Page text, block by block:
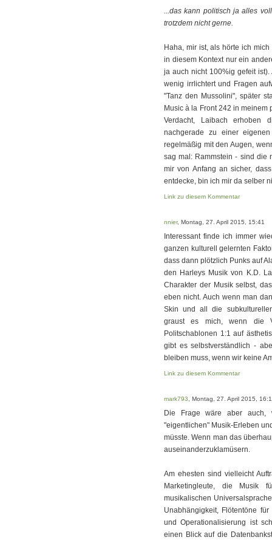
...das kann politisch ja alles
trotzdem nicht gerne.
Haha, mir ist, als hörte ich
in diesem Kontext nur ein
ja auch nicht 100%ig gefeit
wenig irrlichtert und Fragen
"Tanz den Mussolini", später
Music à la Front 242 in meinem
Verdacht, Laibach erhoben
nachgerade zu einer
regelmäßig mit den Augen,
sag mal: Rammstein - sind die
mir von Anfang an sicher,
entdecke, bin ich mir da selber
Link zu diesem Kommentar
nnier, Montag, 27. April 2015, 15:41
Interessant finde ich immer
ganzen kulturell gelernten
dass dann plötzlich Punks auf
den Harleys Musik von K.D.
Charakter der Musik selbst,
eben nicht. Auch wenn man
Skin und all die
graust es mich, wenn die
Politschablonen 1:1 auf
gibt es selbstverständlich -
bleiben muss, wenn wir keine
Link zu diesem Kommentar
mark793 , Montag, 27. April 2015,
Die Frage wäre aber auch,
"eigentlichen" Musik-Erleben
müsste. Wenn man das
auseinanderzuklamüsern.
Am ehesten sind vielleicht
Marketingleute, die Musik
musikalischen
Unabhängigkeit, Flötentöne
und Operationalisierung ist
einen Blick auf die